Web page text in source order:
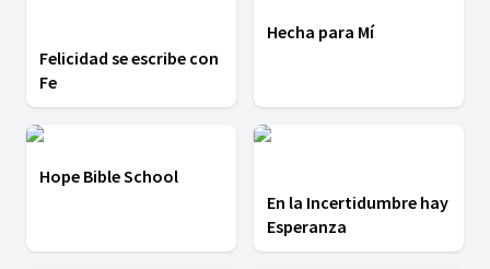
Felicidad se escribe con
Fe
Hecha para Mí
Hope Bible School
En la Incertidumbre hay
Esperanza